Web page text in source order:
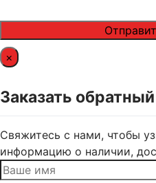
×
Заказать
Свяжитесь с нами, чтобы
информацию о наличии,